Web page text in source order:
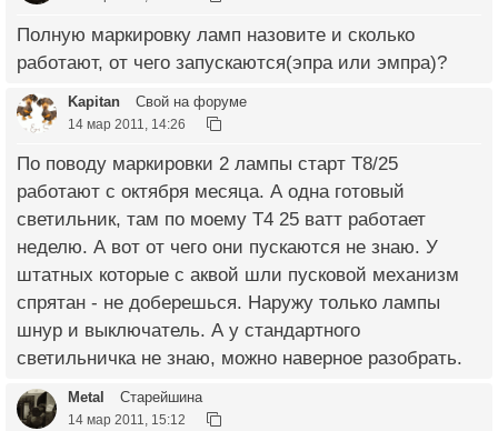
Полную маркировку ламп назовите и сколько
работают, от чего запускаются(эпра или эмпра)?
Kapitan Свой на форуме
14 мар 2011, 14:26
По поводу маркировки 2 лампы старт Т8/25
работают с октября месяца. А одна готовый
светильник, там по моему Т4 25 ватт работает
неделю. А вот от чего они пускаются не знаю. У
штатных которые с аквой шли пусковой механизм
спрятан - не доберешься. Наружу только лампы
шнур и выключатель. А у стандартного
светильничка не знаю, можно наверное разобрать.
Metal Старейшина
14 мар 2011, 15:12